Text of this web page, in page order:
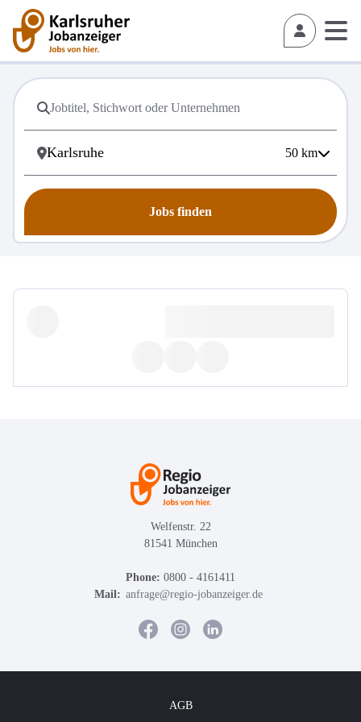
50 km
Jobs finden
Welfenstr. 22
81541 München
Phone: 0800 - 4161411
Mail: anfrage@regio-jobanzeiger.de
AGB